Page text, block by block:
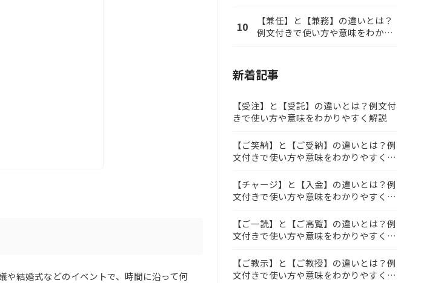
や結婚式などのイベントで、時間に沿って何
10
【兼任】と【兼務】の違いとは？
例文付きで使い方や意味をわかり
新着記事
【受注】と【受託】の違いとは？例文付
きで使い方や意味をわかりやすく解説
【ご笑納】と【ご受納】の違いとは？例
文付きで使い方や意味をわかりやすく解
【チャージ】と【入金】の違いとは？例
文付きで使い方や意味をわかりやすく解
【ご一読】と【ご高覧】の違いとは？例
文付きで使い方や意味をわかりやすく解
【ご教示】と【ご教授】の違いとは？例
文付きで使い方や意味をわかりやすく解